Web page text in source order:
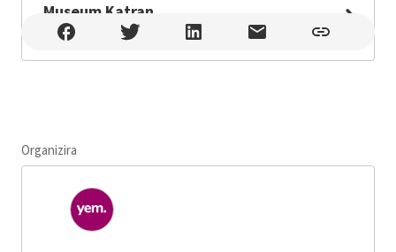
Museum Katran
Museum Katran , Zagreb
Organizira